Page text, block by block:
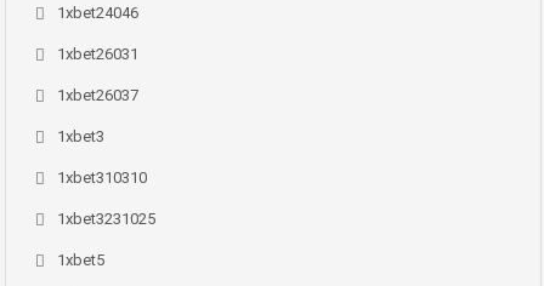
1xbet24046
1xbet26031
1xbet26037
1xbet3
1xbet310310
1xbet3231025
1xbet5